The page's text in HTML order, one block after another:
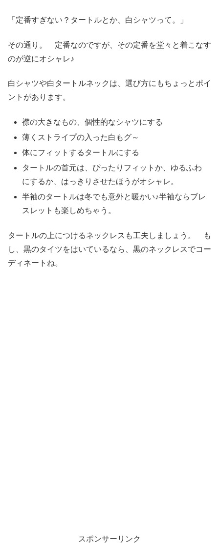
「定番すぎない？タートルとか、白シャツって。」
その通り。 定番なのですが、その定番を堂々と着こなす
のが逆にオシャレ♪
白シャツや白タートルネックは、選び方にもちょっとポイ
ントがあります。
襟の大きなもの、個性的なシャツにする
薄くストライプの入った白もグ～
体にフィットするタートルにする
タートルの首元は、ぴったりフィットか、ゆるふわ
にするか、はっきりさせたほうがオシャレ。
半袖のタートルは冬でも意外と暖かい♪半袖ならブレ
スレットも楽しめちゃう。
タートルの上につけるネックレスも工夫しましょう。 も
し、黒のタイツをはいているなら、黒のネックレスでコー
ディネートね。
スポンサーリンク